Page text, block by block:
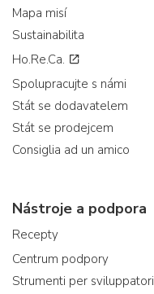
Mapa misí
Sustainabilita
Ho.Re.Ca.
Spolupracujte s námi
Stát se dodavatelem
Stát se prodejcem
Consiglia ad un amico
Nástroje a podpora
Recepty
Centrum podpory
Strumenti per sviluppatori